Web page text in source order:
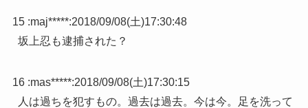
15 :maj*****:2018/09/08(土)17:30:48
坂上忍も逮捕された？
16 :mas*****:2018/09/08(土)17:30:15
人は過ちを犯すもの。過去は過去。今は今。足を洗って